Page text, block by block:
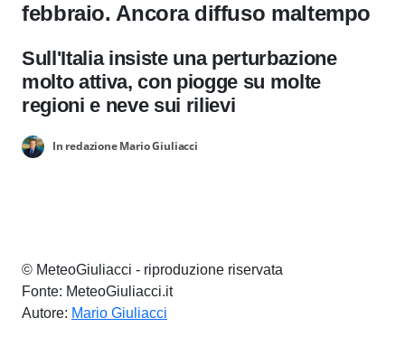
febbraio. Ancora diffuso maltempo
Sull'Italia insiste una perturbazione
molto attiva, con piogge su molte
regioni e neve sui rilievi
In redazione Mario Giuliacci
© MeteoGiuliacci - riproduzione riservata
Fonte: MeteoGiuliacci.it
Autore: Mario Giuliacci